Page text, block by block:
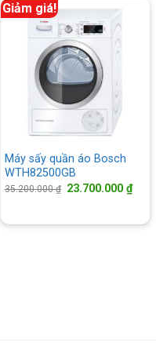
Giảm giá!
Máy sấy quần áo Bosch
WTH82500GB
35.200.000₫ Giá
23.700.000₫Giá
hiện